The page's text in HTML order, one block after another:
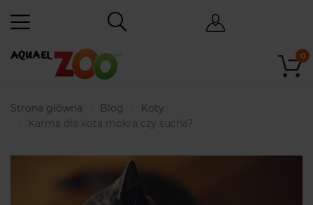
0
Strona główna Blog
Koty
Karma dla kota mokra czy sucha?